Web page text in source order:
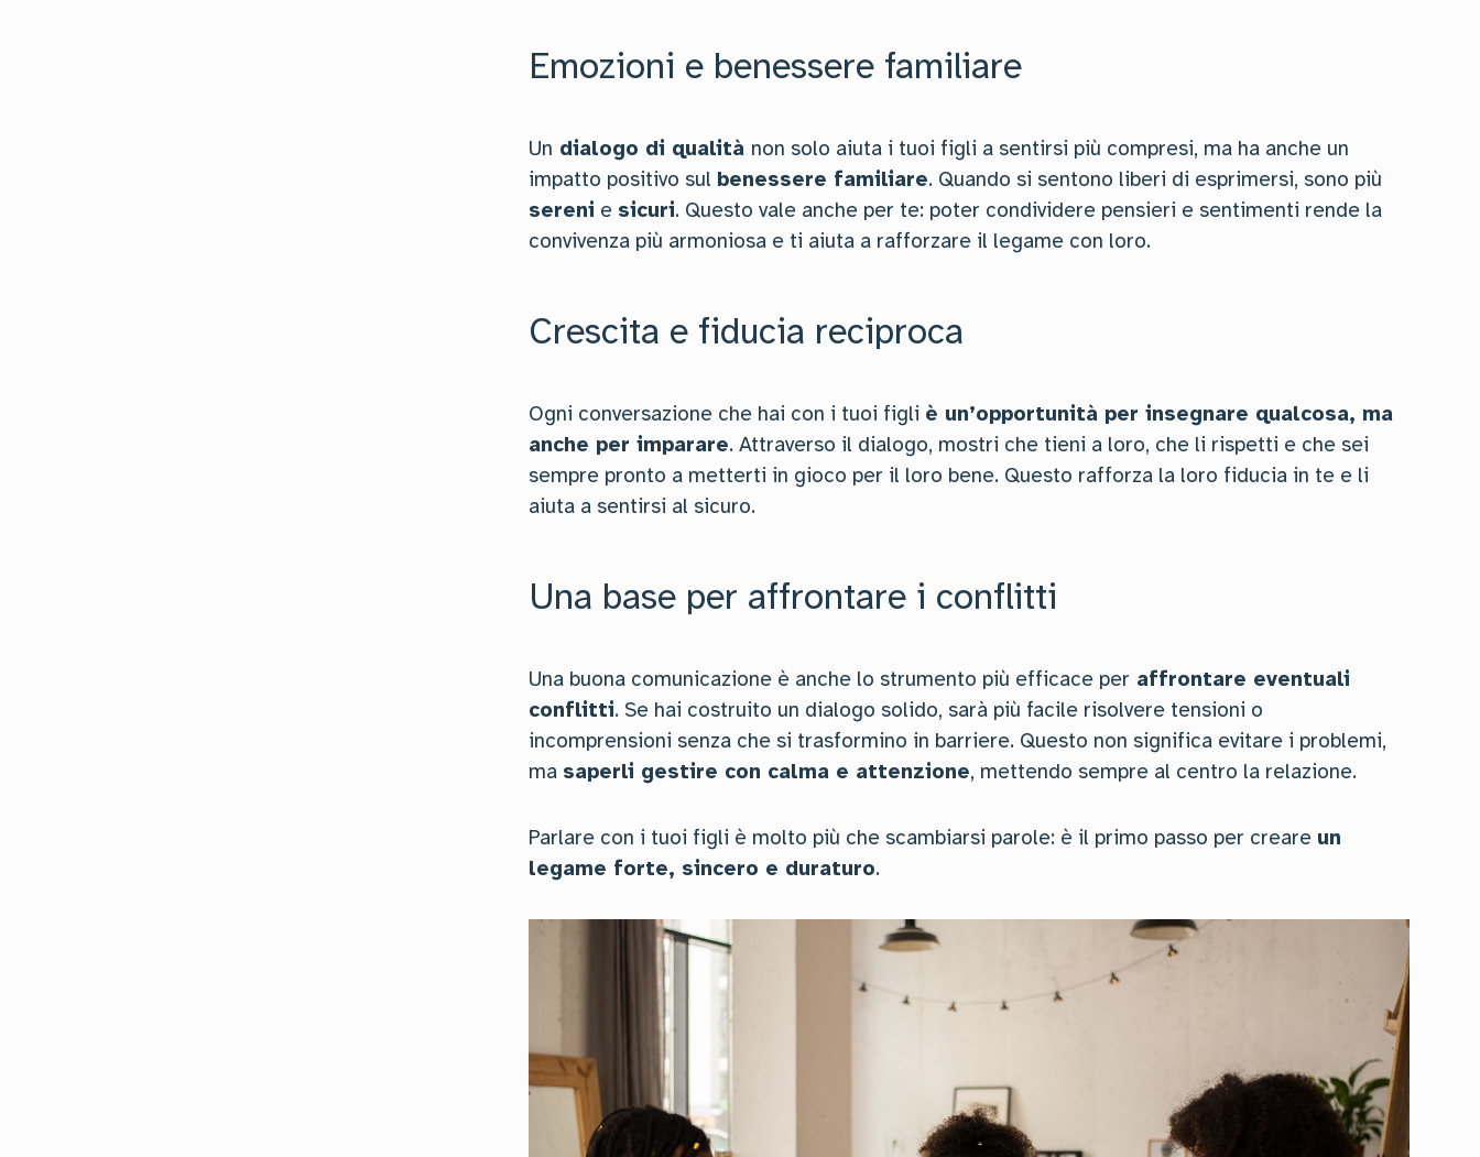
Emozioni e benessere familiare
Un dialogo di qualità non solo aiuta i tuoi figli a sentirsi più compresi, ma ha anche un
impatto positivo sul benessere familiare. Quando si sentono liberi di esprimersi, sono più
sereni e sicuri. Questo vale anche per te: poter condividere pensieri e sentimenti rende la
convivenza più armoniosa e ti aiuta a rafforzare il legame con loro.
Crescita e fiducia reciproca
Ogni conversazione che hai con i tuoi figli è un’opportunità per insegnare qualcosa, ma
anche per imparare. Attraverso il dialogo, mostri che tieni a loro, che li rispetti e che sei
sempre pronto a metterti in gioco per il loro bene. Questo rafforza la loro fiducia in te e li
aiuta a sentirsi al sicuro.
Una base per affrontare i conflitti
Una buona comunicazione è anche lo strumento più efficace per affrontare eventuali
conflitti. Se hai costruito un dialogo solido, sarà più facile risolvere tensioni o
incomprensioni senza che si trasformino in barriere. Questo non significa evitare i problemi,
ma saperli gestire con calma e attenzione, mettendo sempre al centro la relazione.
Parlare con i tuoi figli è molto più che scambiarsi parole: è il primo passo per creare un
legame forte, sincero e duraturo.